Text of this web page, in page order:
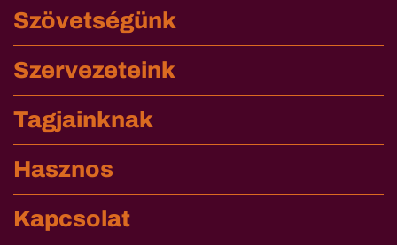
Szövetségünk
Szervezeteink
Tagjainknak
Hasznos
Kapcsolat